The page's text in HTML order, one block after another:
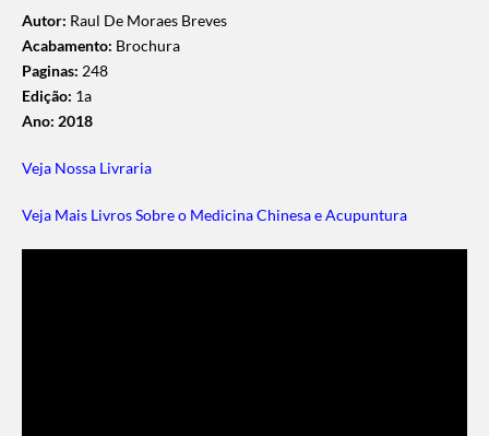
Autor: Raul De Moraes Breves
Acabamento: Brochura
Paginas: 248
Edição: 1a
Ano: 2018
Veja Nossa Livraria
Veja Mais Livros Sobre o Medicina Chinesa e Acupuntura